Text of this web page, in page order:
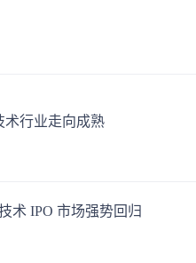
术行业走向成熟
术 IPO 市场强势回归